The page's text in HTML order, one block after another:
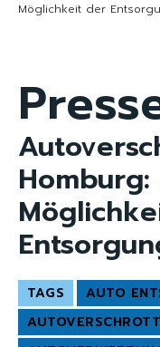
Möglichkeit der
TAGS
AUTO